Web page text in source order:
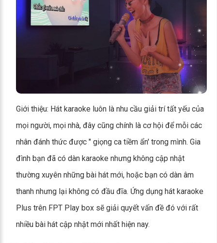
Giới thiệu: Hát karaoke luôn là nhu cầu giải trí tất yếu của
mọi người, mọi nhà, đây cũng chính là cơ hội để mỗi các
nhân đánh thức được " giọng ca tiềm ẩn' trong mình. Gia
đình bạn đã có dàn karaoke nhưng không cập nhật
thường xuyên những bài hát mới, hoặc bạn có dàn âm
thanh nhưng lại không có đầu đĩa. Ứng dụng hát karaoke
Plus trên FPT Play box sẽ giải quyết vấn đề đó với rất
nhiều bài hát cập nhật mới nhất hiện nay.